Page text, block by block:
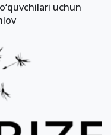
uchun